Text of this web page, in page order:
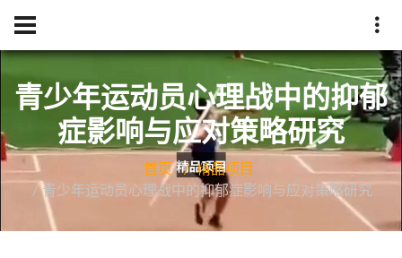
青少年运动员心理战中的抑郁
症影响与应对策略研究
首页
精品项目
青少年运动员心理战中的抑郁症影响与应对策略研究